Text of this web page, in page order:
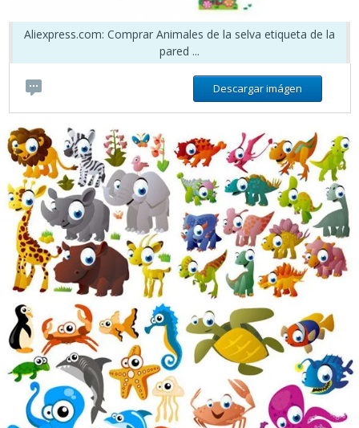
Aliexpress.com: Comprar Animales de la selva etiqueta de la
pared ...
Descargar imágen